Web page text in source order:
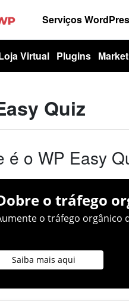
Serviços
Virtual Plugins
Quiz
é o WP Easy
o tráfego
o tráfego orgânico
Saiba mais aqui